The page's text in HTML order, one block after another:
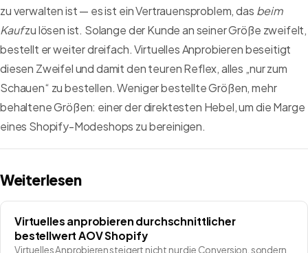
zu verwalten ist — es ist ein Vertrauensproblem, das beim
Kaufzu lösen ist. Solange der Kunde an seiner Größe zweifelt,
bestellt er weiter dreifach. Virtuelles Anprobieren beseitigt
diesen Zweifel und damit den teuren Reflex, alles „nur zum
Schauen“ zu bestellen. Weniger bestellte Größen, mehr
behaltene Größen: einer der direktesten Hebel, um die Marge
eines Shopify-Modeshops zu bereinigen.
Weiterlesen
Virtuelles anprobieren durchschnittlicher
bestellwert AOV Shopify
Virtuelles Anprobieren steigert nicht nur die Conversion, sondern